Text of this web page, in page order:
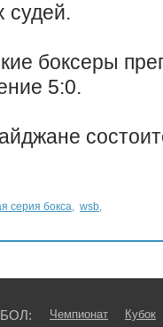
судей.
боксеры
5:0.
серия бокса, wsb,
Чемпионат Кубок